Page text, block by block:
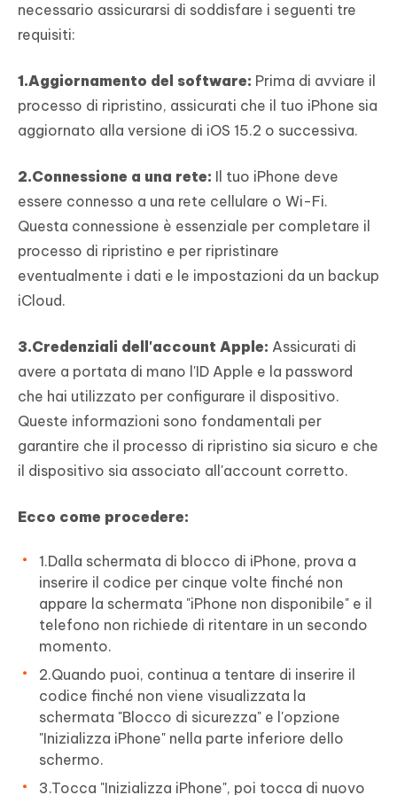
necessario assicurarsi di soddisfare i seguenti tre
requisiti:
1.Aggiornamento del software: Prima di avviare il
processo di ripristino, assicurati che il tuo iPhone sia
aggiornato alla versione di iOS 15.2 o successiva.
2.Connessione a una rete: Il tuo iPhone deve
essere connesso a una rete cellulare o Wi-Fi.
Questa connessione è essenziale per completare il
processo di ripristino e per ripristinare
eventualmente i dati e le impostazioni da un backup
iCloud.
3.Credenziali dell'account Apple: Assicurati di
avere a portata di mano l'ID Apple e la password
che hai utilizzato per configurare il dispositivo.
Queste informazioni sono fondamentali per
garantire che il processo di ripristino sia sicuro e che
il dispositivo sia associato all'account corretto.
Ecco come procedere:
1.Dalla schermata di blocco di iPhone, prova a
inserire il codice per cinque volte finché non
appare la schermata "iPhone non disponibile" e il
telefono non richiede di ritentare in un secondo
momento.
2.Quando puoi, continua a tentare di inserire il
codice finché non viene visualizzata la
schermata "Blocco di sicurezza" e l'opzione
"Inizializza iPhone" nella parte inferiore dello
schermo.
3.Tocca "Inizializza iPhone", poi tocca di nuovo